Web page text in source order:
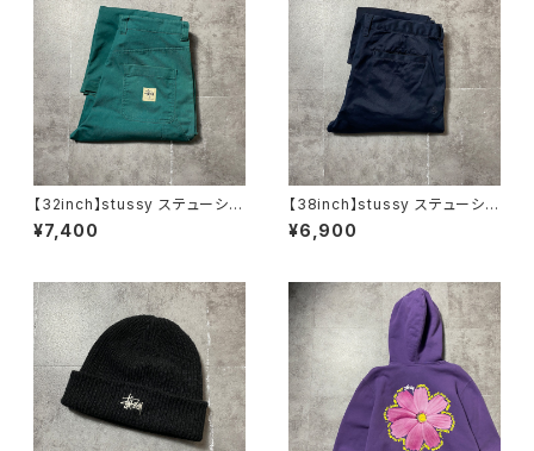
【32inch】stussy ステューシ
ー ジッパーフライ グリー
ン ダブルニー ワークパンツ
¥7,400
【38inch】stussy ステューシ
ー ジッパーフライ SSリン
ク 刺繍ロゴ ネイビー クロ
¥6,900